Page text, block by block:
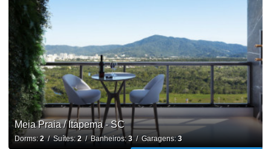
Meia Praia / Itapema - SC
Dorms:2/ Suítes:2/ Banheiros:3/ Garagens: 3